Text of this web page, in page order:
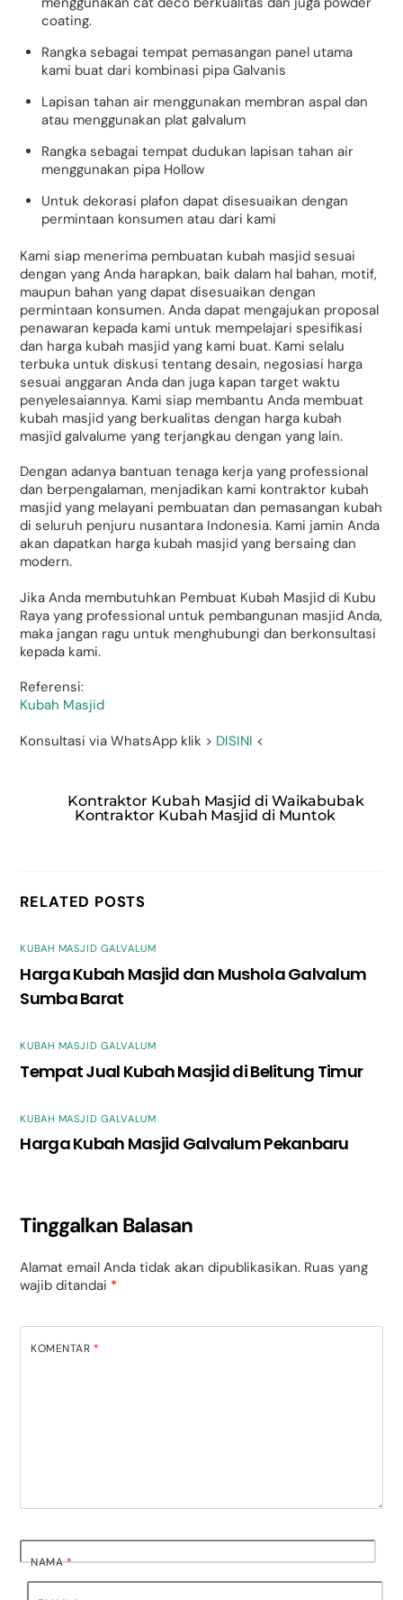
coating.
Rangka sebagai tempat pemasangan panel utama
kami buat dari kombinasi pipa Galvanis
Lapisan tahan air menggunakan membran aspal dan
atau menggunakan plat galvalum
Rangka sebagai tempat dudukan lapisan tahan air
menggunakan pipa Hollow
Untuk dekorasi plafon dapat disesuaikan dengan
permintaan konsumen atau dari kami
Kami siap menerima pembuatan kubah masjid sesuai
dengan yang Anda harapkan, baik dalam hal bahan, motif,
maupun bahan yang dapat disesuaikan dengan
permintaan konsumen. Anda dapat mengajukan proposal
penawaran kepada kami untuk mempelajari spesifikasi
dan harga kubah masjid yang kami buat. Kami selalu
terbuka untuk diskusi tentang desain, negosiasi harga
sesuai anggaran Anda dan juga kapan target waktu
penyelesaiannya. Kami siap membantu Anda membuat
kubah masjid yang berkualitas dengan harga kubah
masjid galvalume yang terjangkau dengan yang lain.
Dengan adanya bantuan tenaga kerja yang professional
dan berpengalaman, menjadikan kami kontraktor kubah
masjid yang melayani pembuatan dan pemasangan kubah
di seluruh penjuru nusantara Indonesia. Kami jamin Anda
akan dapatkan harga kubah masjid yang bersaing dan
modern.
Jika Anda membutuhkan Pembuat Kubah Masjid di Kubu
Raya yang professional untuk pembangunan masjid Anda,
maka jangan ragu untuk menghubungi dan berkonsultasi
kepada kami.
Referensi:
Kubah Masjid
Konsultasi via WhatsApp klik > DISINI <
Kontraktor Kubah Masjid di Waikabubak
Kontraktor Kubah Masjid di Muntok
RELATED POSTS
KUBAH MASJID GALVALUM
Harga Kubah Masjid dan Mushola Galvalum
Sumba Barat
KUBAH MASJID GALVALUM
Tempat Jual Kubah Masjid di Belitung Timur
KUBAH MASJID GALVALUM
Harga Kubah Masjid Galvalum Pekanbaru
Tinggalkan Balasan
Alamat email Anda tidak akan dipublikasikan. Ruas yang
wajib ditandai *
KOMENTAR *
NAMA*